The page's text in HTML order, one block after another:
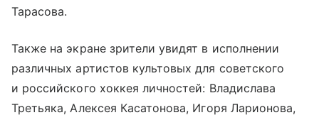
Тарасова.
Также на экране зрители увидят в исполнении
различных артистов культовых для советского
и российского хоккея личностей: Владислава
Третьяка, Алексея Касатонова, Игоря Ларионова,